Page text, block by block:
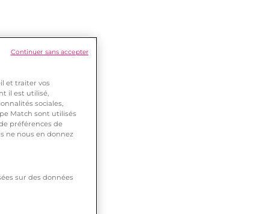
et traiter vos
il est utilisé,
sociales,
Match sont utilisés
préférences de
ne nous en donnez
sur des données
Continuer sans accepter